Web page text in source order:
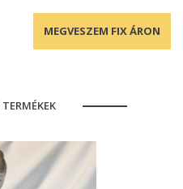
MEGVESZEM FIX ÁRON